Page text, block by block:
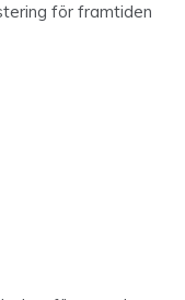
för framtiden